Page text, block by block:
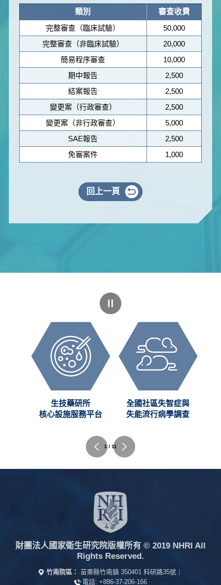
類別
審查收費
完整審查（臨床試驗）
50,000
完整審查（非臨床試驗）
20,000
簡易程序審查
10,000
期中報告
2,500
結案報告
2,500
變更案（行政審查）
2,500
變更案（非行政審查）
5,000
SAE報告
2,500
免審案件
1,000
回上一頁
生技藥研所
核心設施服務平台
全國社區失智症與
失能流行病學調查
1 / 11
財團法人國家衛生研究院版權所有 © 2019 NHRI All
Rights Reserved.
竹南院區： 苗栗縣竹南鎮 350401 科研路35號 |
電話: +886-37-206-166